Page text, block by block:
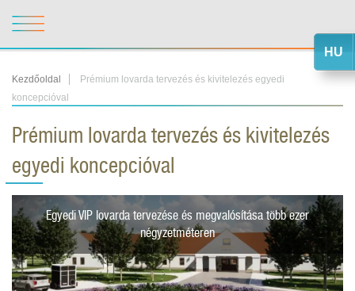
Kezdőoldal
Prémium lovarda tervezés és kivitelezés egyedi
koncepcióval
Prémium lovarda tervezés és kivitelezés
egyedi koncepcióval
Egyedi VIP lovarda tervezése és megvalósítása több ezer
négyzetméteren
HU